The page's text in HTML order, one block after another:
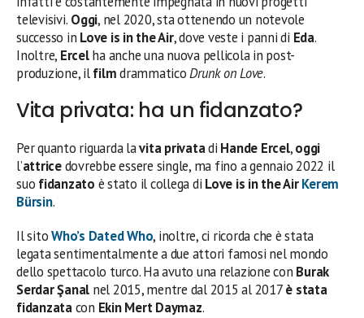
televisivi. Oggi, nel 2020, sta ottenendo un notevole
successo in Love is in the Air, dove veste i panni di Eda.
Inoltre, Ercelha anche una nuova pellicola in post-
produzione, ilfilmdrammaticoDrunk on Love.
Vita privata: ha un fidanzato?
Per quanto riguarda lavita privatadi Hande Ercel,oggi
l’attricedovrebbe essere single, ma fino a gennaio 2022 il
suo fidanzato è stato il collega di Love is in the AirKerem
Bürsin.
Il sitoWho’s Dated Who, inoltre, ci ricorda che è stata
legata sentimentalmente a due attori famosi nel mondo
dello spettacolo turco. Ha avuto una relazione con Burak
Serdar Şanal nel 2015, mentre dal 2015 al 2017è stata
fidanzatacon Ekin Mert Daymaz.